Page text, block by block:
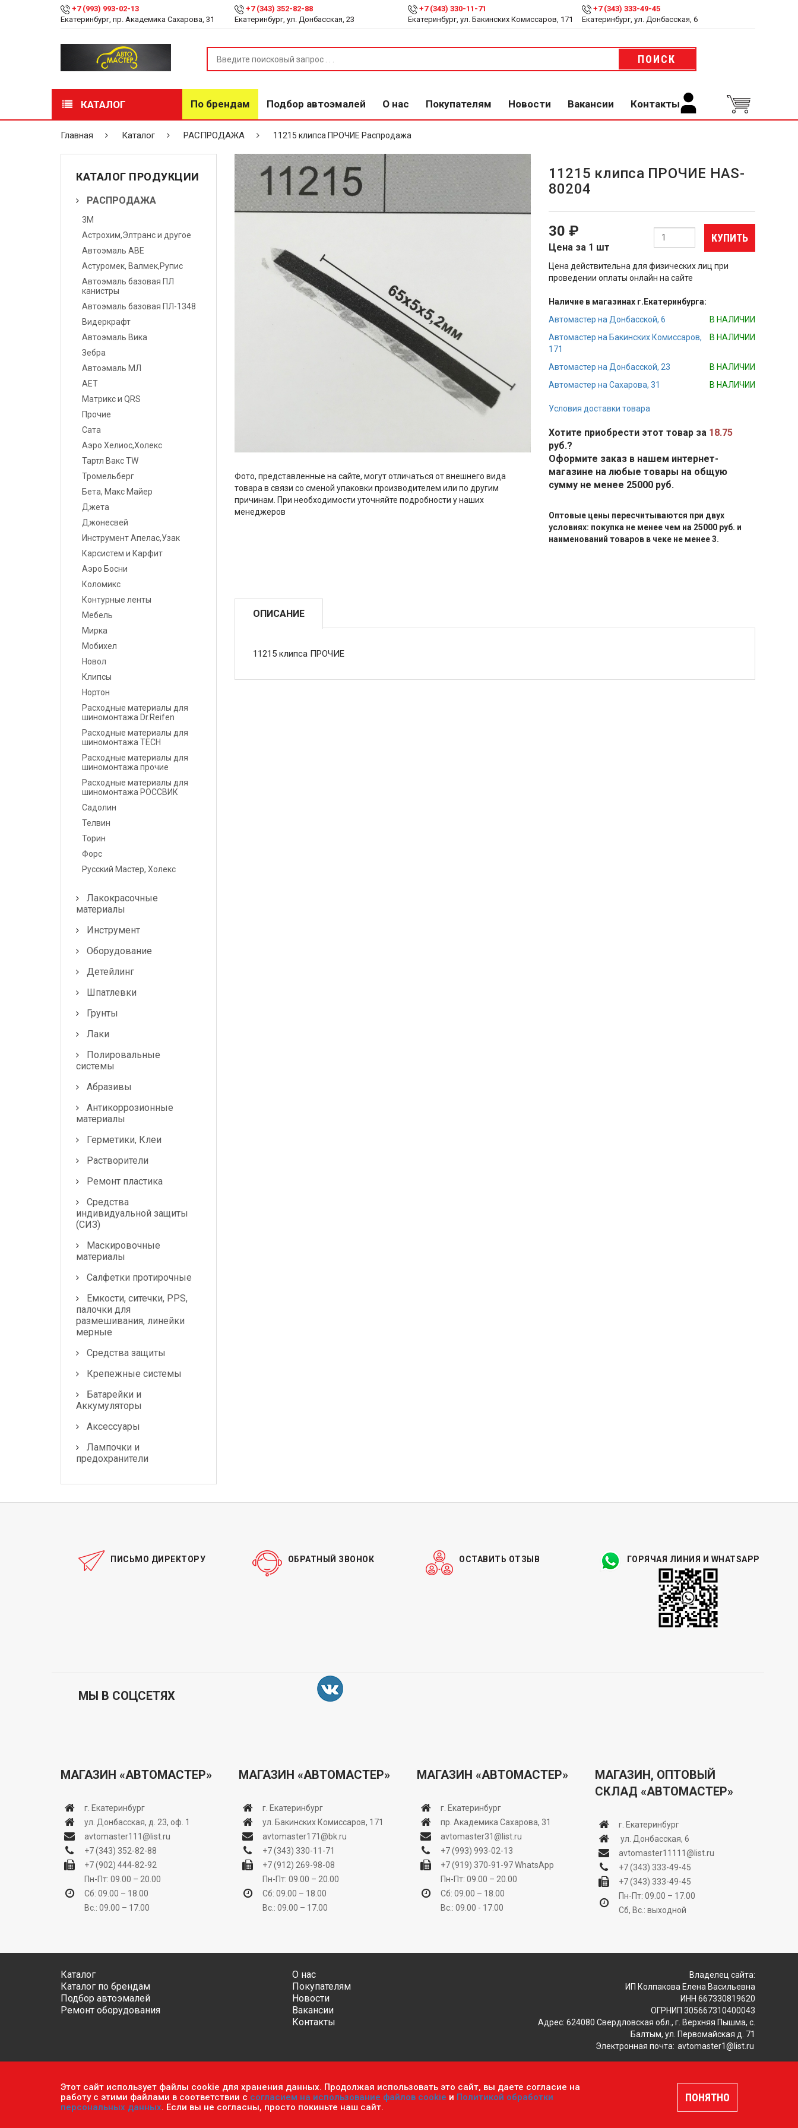
+7 (993) 993-02-13
Екатеринбург, пр. Академика Сахарова, 31
+7 (343) 352-82-88
Екатеринбург, ул. Донбасская, 23
+7 (343) 330-11-71
Екатеринбург, ул. Бакинских Комиссаров, 171
+7 (343) 333-49-45
Екатеринбург, ул. Донбасская, 6
ПОИСК
КАТАЛОГ По брендам Подбор автоэмалей О нас Покупателям Новости Вакансии Контакты
РАСПРОДАЖА
Лакокрасочные
материалы
Инструмент
Оборудование
Полировальные системы
Антикоррозионные
Герметики, Клеи
Растворители
Ремонт пластика
Средства индивидуальной
защиты (СИЗ)
Маскировочные
Салфетки протирочные
Емкости, ситечки, PPS,
палочки для
размешивания, линейки
Средства защиты
Крепежные системы
Батарейки и
Аккумуляторы
Аксессуары
Лампочки и
предохранители
Главная Каталог РАСПРОДАЖА 11215 клипса ПРОЧИЕ Распродажа
КАТАЛОГ ПРОДУКЦИИ
РАСПРОДАЖА
3М
Астрохим,Элтранс и другое
Автоэмаль АВЕ
Астуромек, Валмек,Рупис
Автоэмаль базовая ПЛ
канистры
Автоэмаль базовая ПЛ-1348
Видеркрафт
Автоэмаль Вика
Зебра
Автоэмаль МЛ
АЕТ
Матрикс и QRS
Прочие
Сата
Аэро Хелиос,Холекс
Тартл Вакс TW
Тромельберг
Бета, Макс Майер
Джета
Джонесвей
Инструмент Апелас,Узак
Карсистем и Карфит
Аэро Босни
Коломикс
Контурные ленты
Мебель
Мирка
Мобихел
Новол
Клипсы
Нортон
Расходные материалы для
шиномонтажа Dr.Reifen
Расходные материалы для
шиномонтажа TECH
Расходные материалы для
шиномонтажа прочие
Расходные материалы для
шиномонтажа РОССВИК
Садолин
Телвин
Торин
Форс
Русский Мастер, Холекс
Лакокрасочные
материалы
Инструмент
Оборудование
Детейлинг
Шпатлевки
Грунты
Лаки
Полировальные
системы
Абразивы
Антикоррозионные
материалы
Герметики, Клеи
Растворители
Ремонт пластика
Средства
индивидуальной защиты
(СИЗ)
Маскировочные
материалы
Салфетки протирочные
Емкости, ситечки, PPS,
палочки для
размешивания, линейки
мерные
Средства защиты
Крепежные системы
Батарейки и
Аккумуляторы
Аксессуары
Лампочки и
предохранители
Фото, представленные на сайте, могут отличаться от внешнего вида
товара в связи со сменой упаковки производителем или по другим
причинам. При необходимости уточняйте подробности у наших
менеджеров
11215 клипса ПРОЧИЕ HAS-
80204
30 ₽
Цена за 1 шт
КУПИТЬ
Цена действительна для физических лиц при
проведении оплаты онлайн на сайте
Наличие в магазинах г.Екатеринбурга:
Автомастер на Донбасской, 6
В НАЛИЧИИ
Автомастер на Бакинских Комиссаров,
171
В НАЛИЧИИ
Автомастер на Донбасской, 23
В НАЛИЧИИ
Автомастер на Сахарова, 31
В НАЛИЧИИ
Условия доставки товара
Хотите приобрести этот товар за 18.75
руб.?
Оформите заказ в нашем интернет-
магазине на любые товары на общую
сумму не менее 25000 руб.
Оптовые цены пересчитываются при двух
условиях: покупка не менее чем на 25000 руб. и
наименований товаров в чеке не менее 3.
ОПИСАНИЕ
11215 клипса ПРОЧИЕ
ПИСЬМО ДИРЕКТОРУ ОБРАТНЫЙ ЗВОНОК ОСТАВИТЬ ОТЗЫВ ГОРЯЧАЯ ЛИНИЯ И WHATSAPP
МЫ В СОЦСЕТЯХ
МАГАЗИН «АВТОМАСТЕР»
г. Екатеринбург
ул. Донбасская, д. 23, оф. 1
avtomaster111@list.ru
+7 (343) 352-82-88
+7 (902) 444-82-92
Пн-Пт: 09.00 – 20.00
Сб: 09.00 – 18.00
Вс.: 09.00 – 17.00
МАГАЗИН «АВТОМАСТЕР»
г. Екатеринбург
ул. Бакинских Комиссаров, 171
avtomaster171@bk.ru
+7 (343) 330-11-71
+7 (912) 269-98-08
Пн-Пт: 09.00 – 20.00
Сб: 09.00 – 18.00
Вс.: 09.00 – 17.00
МАГАЗИН «АВТОМАСТЕР»
г. Екатеринбург
пр. Академика Сахарова, 31
avtomaster31@list.ru
+7 (993) 993-02-13
+7 (919) 370-91-97WhatsApp
Пн-Пт: 09.00 – 20.00
Сб: 09.00 – 18.00
Вс.: 09.00 - 17.00
МАГАЗИН, ОПТОВЫЙ
СКЛАД «АВТОМАСТЕР»
г. Екатеринбург
ул. Донбасская, 6
avtomaster11111@list.ru
+7 (343) 333-49-45
+7 (343) 333-49-45
Пн-Пт: 09.00 – 17.00
Сб, Вс.: выходной
Каталог
Каталог по брендам
Подбор автоэмалей
Ремонт оборудования
О нас
Покупателям
Новости
Вакансии
Контакты
Владелец сайта:
ИП Колпакова Елена Васильевна
ИНН 667330819620
ОГРНИП 305667310400043
Адрес: 624080 Свердловская обл., г. Верхняя Пышма, с.
Балтым, ул. Первомайская д. 71
Электронная почта: avtomaster1@list.ru
Обратите внимание, что данный сайт носит исключительно информационный характер и ни при каких условиях не является публичной офертой, определяемой положениями
ч.2 ст. 437 Гражданского кодекса РФ.Политика конфиденциальности персональных данных Пользовательское соглашение
Этот сайт использует файлы cookie для хранения данных. Продолжая использовать это сайт, вы даете согласие на
работу с этими файлами в соответствии с согласием на использование файлов cookie и Политикой обработки
персональных данных. Если вы не согласны, просто покиньте наш сайт.
ПОНЯТНО